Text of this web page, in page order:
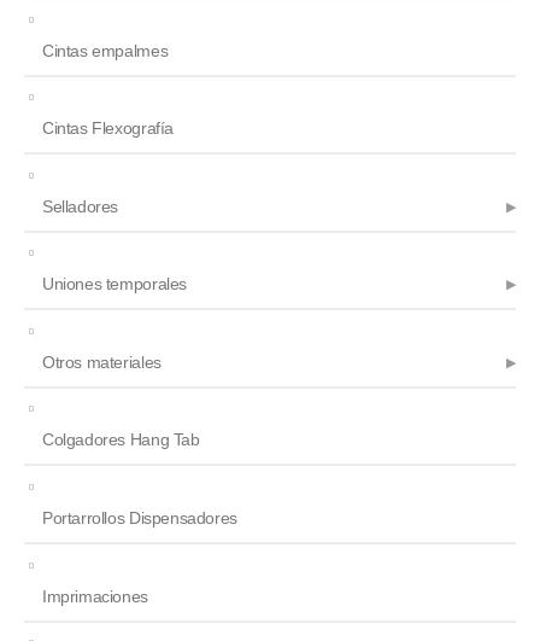
Cintas empalmes
Cintas Flexografía
Selladores
Uniones temporales
Otros materiales
Colgadores Hang Tab
Portarrollos Dispensadores
Imprimaciones